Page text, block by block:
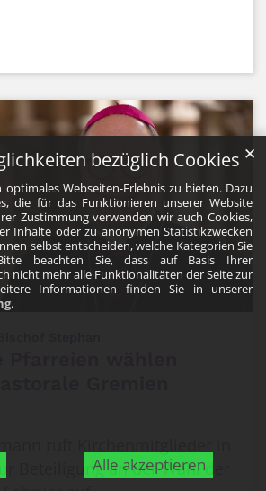
bezüglich Cookies
Webseiten-Erlebnis zu bieten. Dazu
die für das Funktionieren unserer Website
Zustimmung verwenden wir auch Cookies,
Inhalte oder zu anonymen Statistikzwecken
selbst entscheiden, welche Kategorien Sie
beachten Sie, dass auf Basis Ihrer
nicht mehr alle Funktionalitäten der Seite zur
Informationen finden Sie in unserer
.
Alle akzeptieren
✕
Pfarreien wählen
Gremien
ruft Kirchenmitglieder in
Beteiligung an der Wahl der